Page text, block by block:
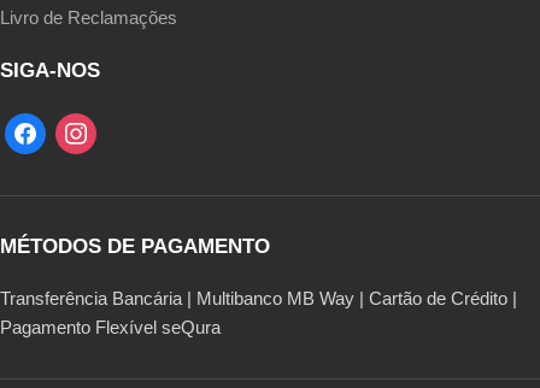
Livro de Reclamações
SIGA-NOS
MÉTODOS DE PAGAMENTO
Transferência Bancária | Multibanco MB Way | Cartão de Crédito |
Pagamento Flexível seQura